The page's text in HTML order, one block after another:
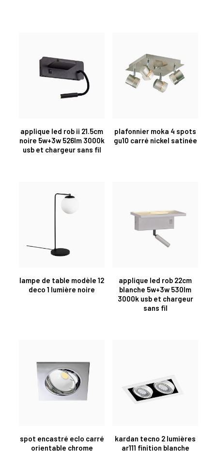
applique led rob ii 21.5cm
noire 5w+3w 526lm 3000k
usb et chargeur sans fil
plafonnier moka 4 spots
gu10 carré nickel satinée
lampe de table modèle 12
deco 1 lumière noire
applique led rob 22cm
blanche 5w+3w 530lm
3000k usb et chargeur
sans fil
spot encastré eclo carré
orientable chrome
kardan tecno 2 lumières
ar111 finition blanche